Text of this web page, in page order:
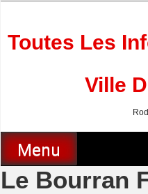
Toutes Les
Ville
Menu
Le Bourran